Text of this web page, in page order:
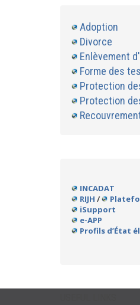
Adoption
Divorce
Enlèvement
Forme des
Protection
Protection
INCADAT
RIJH /
iSupport
e-APP
Profils d’État